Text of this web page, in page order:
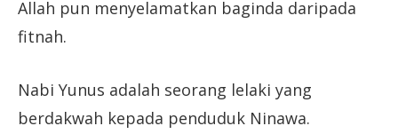
Allah pun menyelamatkan baginda daripada
fitnah.
Nabi Yunus adalah seorang lelaki yang
berdakwah kepada penduduk Ninawa.